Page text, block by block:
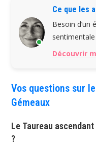
Ce que les
Besoin d’un
sentimentale
Découvrir
Vos questions sur
Gémeaux
Le Taureau
?